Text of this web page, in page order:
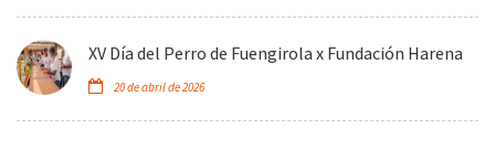
XV Día del Perro de Fuengirola x Fundación Harena
20 de abril de 2026